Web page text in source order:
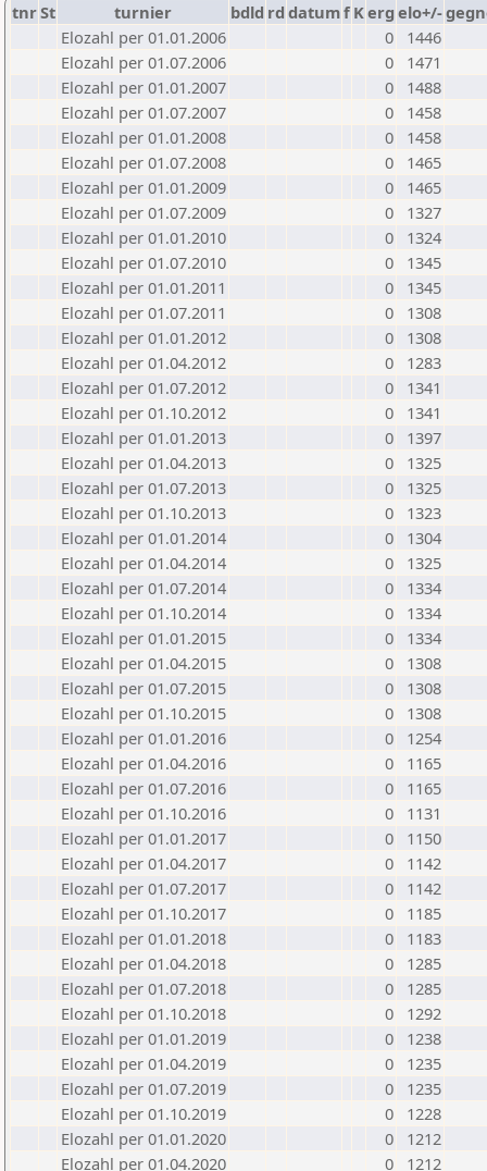
tnrSt turnier bdld rd datumf Kerg elo+/-
Elozahl per 01.01.2006
0
1446
Elozahl per 01.07.2006
0
1471
Elozahl per 01.01.2007
0
1488
Elozahl per 01.07.2007
0
1458
Elozahl per 01.01.2008
0
1458
Elozahl per 01.07.2008
0
1465
Elozahl per 01.01.2009
0
1465
Elozahl per 01.07.2009
0
1327
Elozahl per 01.01.2010
0
1324
Elozahl per 01.07.2010
0
1345
Elozahl per 01.01.2011
0
1345
Elozahl per 01.07.2011
0
1308
Elozahl per 01.01.2012
0
1308
Elozahl per 01.04.2012
0
1283
Elozahl per 01.07.2012
0
1341
Elozahl per 01.10.2012
0
1341
Elozahl per 01.01.2013
0
1397
Elozahl per 01.04.2013
0
1325
Elozahl per 01.07.2013
0
1325
Elozahl per 01.10.2013
0
1323
Elozahl per 01.01.2014
0
1304
Elozahl per 01.04.2014
0
1325
Elozahl per 01.07.2014
0
1334
Elozahl per 01.10.2014
0
1334
Elozahl per 01.01.2015
0
1334
Elozahl per 01.04.2015
0
1308
Elozahl per 01.07.2015
0
1308
Elozahl per 01.10.2015
0
1308
Elozahl per 01.01.2016
0
1254
Elozahl per 01.04.2016
0
1165
Elozahl per 01.07.2016
0
1165
Elozahl per 01.10.2016
0
1131
Elozahl per 01.01.2017
0
1150
Elozahl per 01.04.2017
0
1142
Elozahl per 01.07.2017
0
1142
Elozahl per 01.10.2017
0
1185
Elozahl per 01.01.2018
0
1183
Elozahl per 01.04.2018
0
1285
Elozahl per 01.07.2018
0
1285
Elozahl per 01.10.2018
0
1292
Elozahl per 01.01.2019
0
1238
Elozahl per 01.04.2019
0
1235
Elozahl per 01.07.2019
0
1235
Elozahl per 01.10.2019
0
1228
Elozahl per 01.01.2020
0
1212
Elozahl per 01.04.2020
0
1212